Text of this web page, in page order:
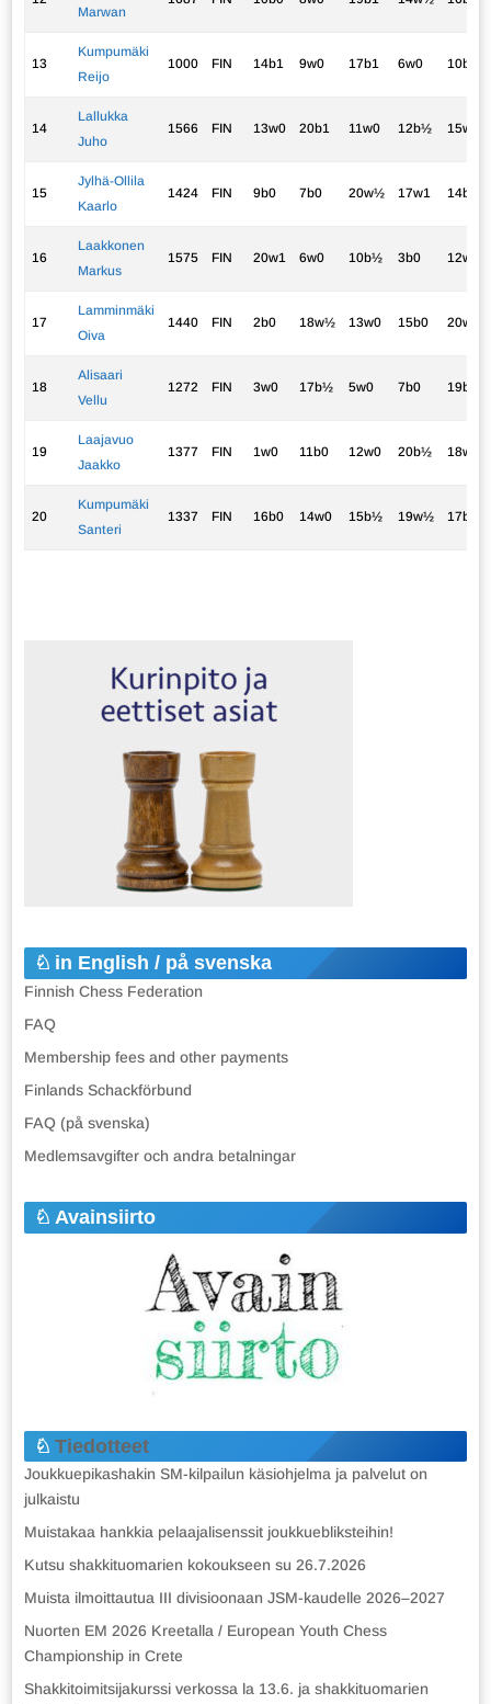
Marwan
13
Kumpumäki
Reijo
1000 FIN 14b1 9w0 17b1 6w0 10b0
14
Lallukka
Juho
1566 FIN 13w0 20b1 11w0 12b½ 15w½
15
Jylhä-Ollila
Kaarlo
1424 FIN 9b0 7b0 20w½ 17w1 14b½
16
Laakkonen
Markus
1575 FIN 20w1 6w0 10b½ 3b0 12w0
17
Lamminmäki
Oiva
1440 FIN 2b0 18w½ 13w0 15b0 20w1
18
Alisaari
Vellu
1272 FIN 3w0 17b½ 5w0 7b0 19b½
19
Laajavuo
Jaakko
1377 FIN 1w0 11b0 12w0 20b½ 18w½
20
Kumpumäki
Santeri
1337 FIN 16b0 14w0 15b½ 19w½ 17b0
in English / på svenska
Finnish Chess Federation
FAQ
Membership fees and other payments
Finlands Schackförbund
FAQ (på svenska)
Medlemsavgifter och andra betalningar
Avainsiirto
Tiedotteet
Joukkuepikashakin SM-kilpailun käsiohjelma ja palvelut on
julkaistu
Muistakaa hankkia pelaajalisenssit joukkuebliksteihin!
Kutsu shakkituomarien kokoukseen su 26.7.2026
Muista ilmoittautua III divisioonaan JSM-kaudelle 2026–2027
Nuorten EM 2026 Kreetalla / European Youth Chess
Championship in Crete
Shakkitoimitsijakurssi verkossa la 13.6. ja shakkituomarien